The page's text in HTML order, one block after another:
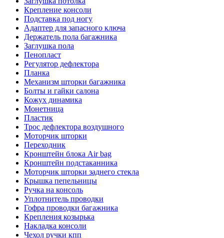
Крепление консоли
Подставка под ногу
Адаптер для запасного ключа
Держатель пола багажника
Заглушка пола
Пенопласт
Регулятор дефлектора
Планка
Механизм шторки багажника
Болты и гайки салона
Кожух динамика
Монетница
Пластик
Трос дефлектора воздушного
Моторчик шторки
Переходник
Кронштейн блока Air bag
Кронштейн подстаканника
Моторчик шторки заднего стекла
Крышка пепельницы
Ручка на консоль
Уплотнитель проводки
Гофра проводки багажника
Крепления козырька
Накладка консоли
Чехол ручки кпп